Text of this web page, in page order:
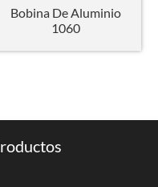
Bobina De Aluminio
1060